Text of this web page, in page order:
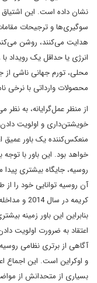
نشان داده است. این اشتیاق
سوگیری‌ها و ترجیحات
هدایت می‌کنند، روشن
انرژی یا حداقل یک
محلی، تورم جهانی ناشی
محصولات وارداتی با نرخی
از منظر عمل‌گرایانه، به
خویشتن‌داری و اولویت
منعکس‌کننده یک باور عمیق
خواهد بود. این باور با توجه
روسیه، جایگاه بیشتری
آن روسیه توانایی خود را از
بنابراین این باور زمینه
اعتقاد به ضرورت اولویت
آگاهی از برتری نظامی
و اوکراین است. این اجماع
بسیاری از متحدانش از